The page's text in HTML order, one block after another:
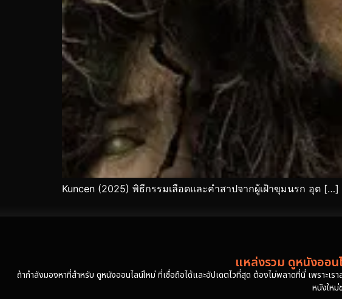
Kuncen (2025) พิธีกรรมเลือดและคำสาปจากผู้เฝ้าขุมนรก อุต […]
แหล่งรวม ดูหนังออน
ถ้ากำลังมองหาที่สำหรับ ดูหนังออนไลน์ใหม่ ที่เชื่อถือได้และอัปเดตไวที่สุด ต้องไม่พลาดที่นี่ เพราะเ
หนังใหม่